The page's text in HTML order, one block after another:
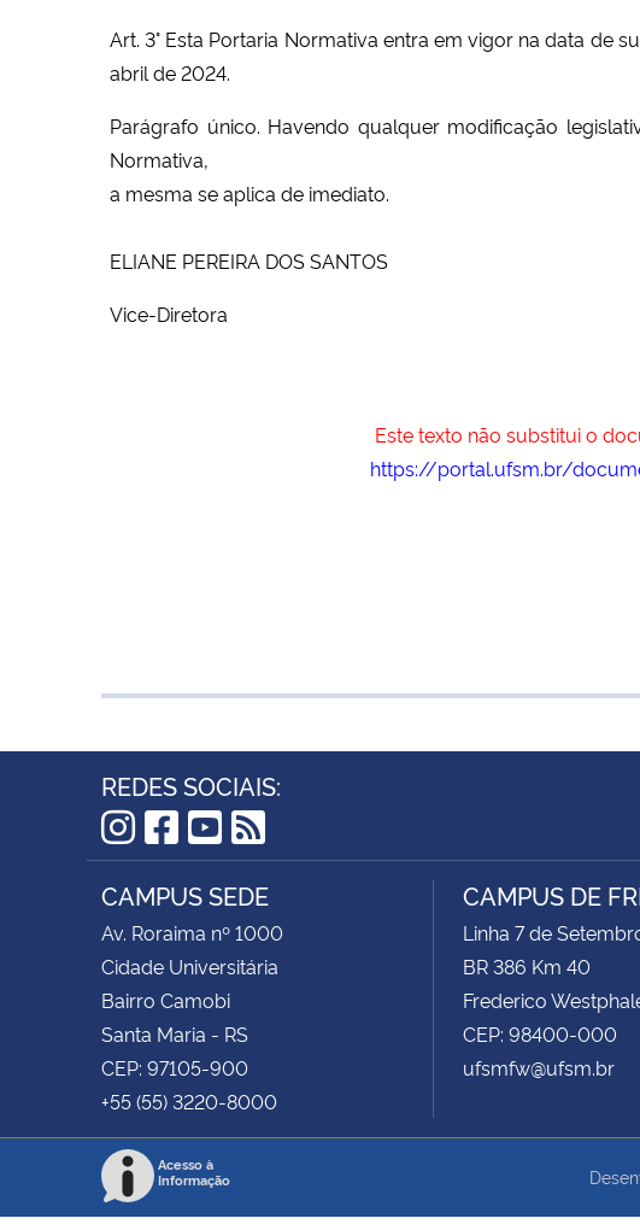
Art. 3° Esta Portaria Normativa entra em vigor na data de
abril de 2024.
Parágrafo único. Havendo qualquer modificação
Normativa,
a mesma se aplica de imediato.
ELIANE PEREIRA DOS SANTOS
Vice-Diretora
Este texto não substitui o
https://portal.ufsm.br/
REDES SOCIAIS:
Instagram
Facebook
YouTube
RSS
CAMPUS SEDE
Av. Roraima nº 1000
Cidade Universitária
Bairro Camobi
Santa Maria - RS
CEP: 97105-900
+55 (55) 3220-8000
CAMPUS DE
Linha 7 de
BR 386 Km 40
Frederico
CEP: 98400-000
ufsmfw@ufsm.br
Acesso à
Informação